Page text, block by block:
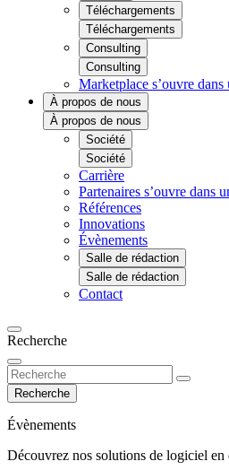
Téléchargements
Téléchargements
Consulting
Consulting
Marketplace s’ouvre
À propos de nous
À propos de nous
Société
Société
Carrière
Partenaires s’ouvre dans
Références
Innovations
Évènements
Salle de rédaction
Salle de rédaction
Contact
Recherche
Recherche
Évènements
Découvrez nos solutions de logiciel en